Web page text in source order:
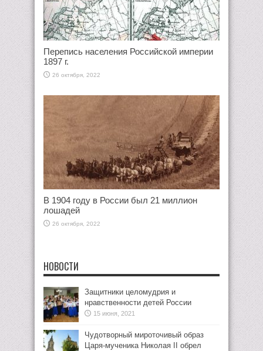
Перепись населения Российской империи
1897 г.
26 октября, 2022
В 1904 году в России был 21 миллион
лошадей
26 октября, 2022
НОВОСТИ
Защитники целомудрия и
нравственности детей России
15 июня, 2021
Чудотворный мироточивый образ
Царя-мученика Николая II обрел